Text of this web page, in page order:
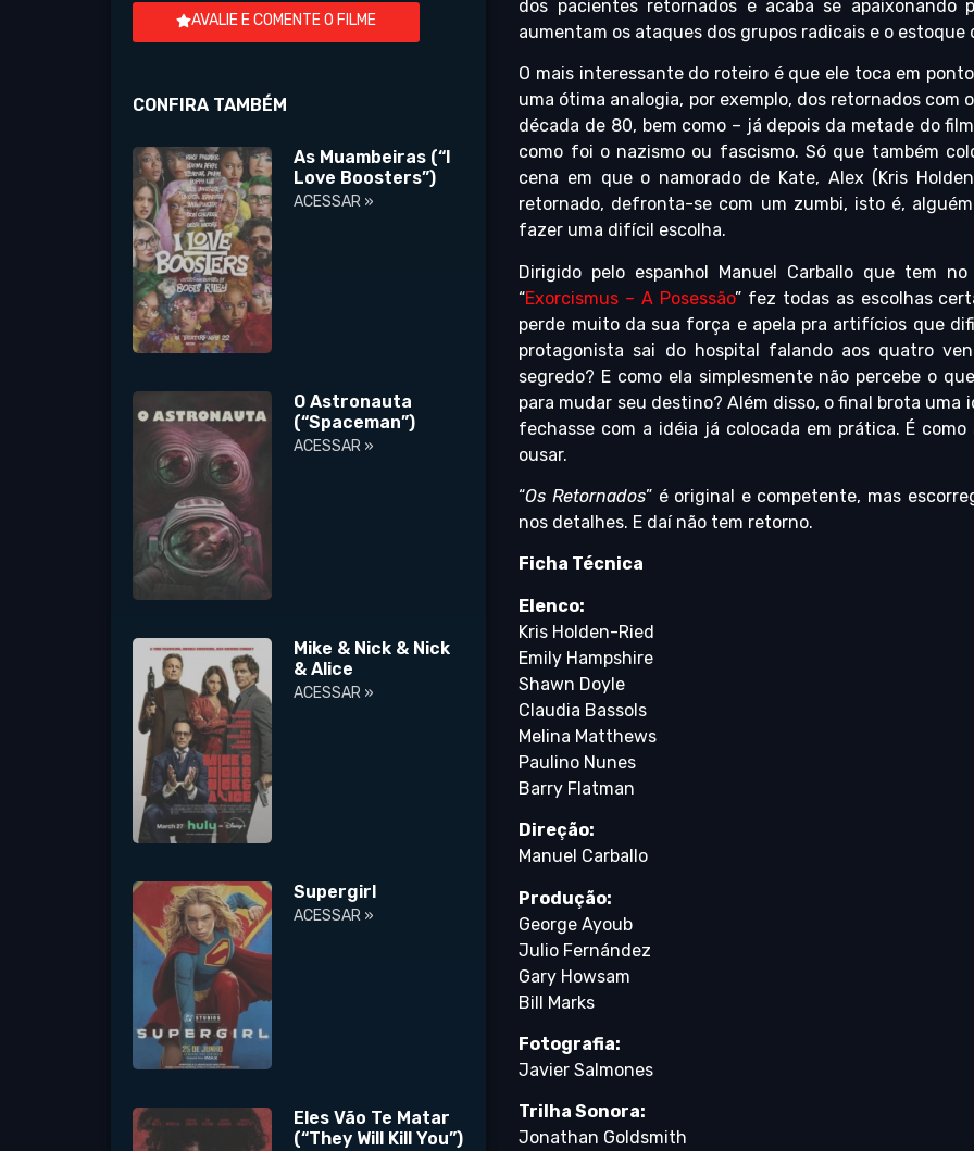
AVALIE E COMENTE O FILME
CONFIRA TAMBÉM
As Muambeiras (“I
Love Boosters”)
ACESSAR »
O Astronauta
(“Spaceman”)
ACESSAR »
Mike & Nick & Nick
& Alice
ACESSAR »
Supergirl
ACESSAR »
Eles Vão Te Matar
(“They Will Kill You”)
dos pacientes retornados e acaba se
aumentam os ataques dos grupos radicais e o estoque
O mais interessante do roteiro é que ele toca em
uma ótima analogia, por exemplo, dos retornados com
década de 80, bem como – já depois da metade do
como foi o nazismo ou fascismo. Só que também
cena em que o namorado de Kate, Alex (Kris
retornado, defronta-se com um zumbi, isto é,
fazer uma difícil escolha.
Dirigido pelo espanhol Manuel Carballo que tem
“Exorcismus – A Posessão” fez todas as escolhas
perde muito da sua força e apela pra artifícios que
protagonista sai do hospital falando aos quatro
segredo? E como ela simplesmente não percebe o
para mudar seu destino? Além disso, o final brota
fechasse com a idéia já colocada em prática. É
ousar.
“Os Retornados” é original e competente, mas
nos detalhes. E daí não tem retorno.
Ficha Técnica
Elenco:
Kris Holden-Ried
Emily Hampshire
Shawn Doyle
Claudia Bassols
Melina Matthews
Paulino Nunes
Barry Flatman
Direção:
Manuel Carballo
Produção:
George Ayoub
Julio Fernández
Gary Howsam
Bill Marks
Fotografia:
Javier Salmones
Trilha Sonora:
Jonathan Goldsmith